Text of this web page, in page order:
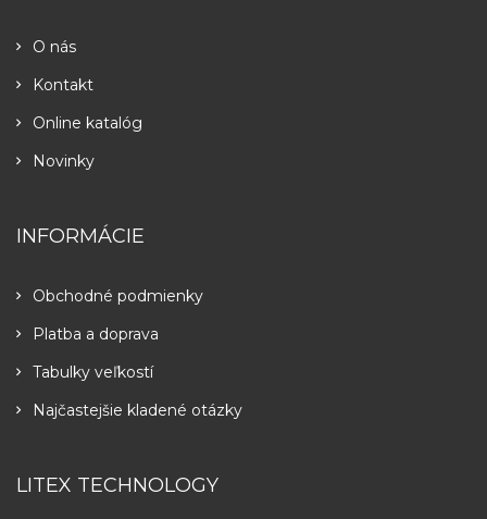
O nás
Kontakt
Online katalóg
Novinky
INFORMÁCIE
Obchodné podmienky
Platba a doprava
Tabulky veľkostí
Najčastejšie kladené otázky
LITEX TECHNOLOGY